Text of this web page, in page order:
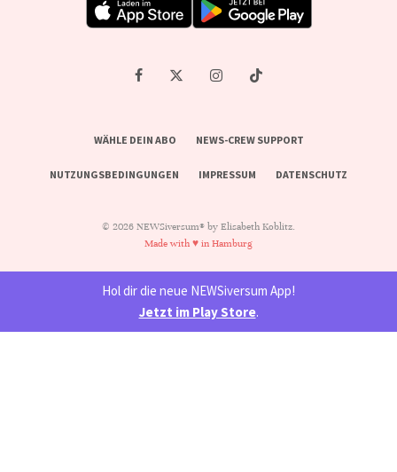
WÄHLE DEIN ABO NEWS-CREW SUPPORT
NUTZUNGSBEDINGUNGEN IMPRESSUM DATENSCHUTZ
© 2026 NEWSiversum® by Elisabeth Koblitz.
Made with ♥ in Hamburg
Hol dir die neue NEWSiversum App!
Jetzt im Play Store.